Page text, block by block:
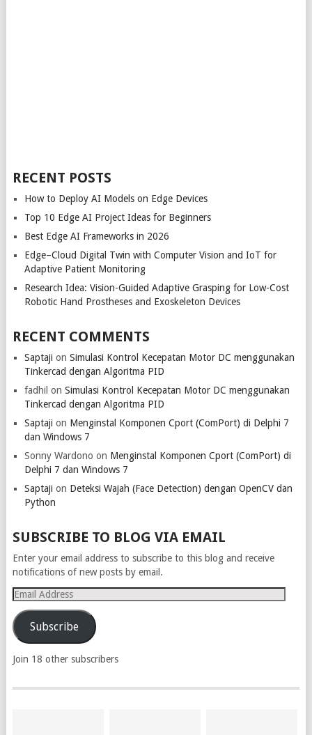
RECENT POSTS
How to Deploy AI Models on Edge Devices
Top 10 Edge AI Project Ideas for Beginners
Best Edge AI Frameworks in 2026
Edge–Cloud Digital Twin with Computer Vision and IoT for
Adaptive Patient Monitoring
Research Idea: Vision-Guided Adaptive Grasping for Low-Cost
Robotic Hand Prostheses and Exoskeleton Devices
RECENT COMMENTS
Saptaji on Simulasi Kontrol Kecepatan Motor DC menggunakan
Tinkercad dengan Algoritma PID
fadhil on Simulasi Kontrol Kecepatan Motor DC menggunakan
Tinkercad dengan Algoritma PID
Saptaji on Menginstal Komponen Cport (ComPort) di Delphi 7
dan Windows 7
Sonny Wardono on Menginstal Komponen Cport (ComPort) di
Delphi 7 dan Windows 7
Saptaji on Deteksi Wajah (Face Detection) dengan OpenCV dan
Python
SUBSCRIBE TO BLOG VIA EMAIL
Enter your email address to subscribe to this blog and receive
notifications of new posts by email.
Email
Address
Subscribe
Join 18 other subscribers